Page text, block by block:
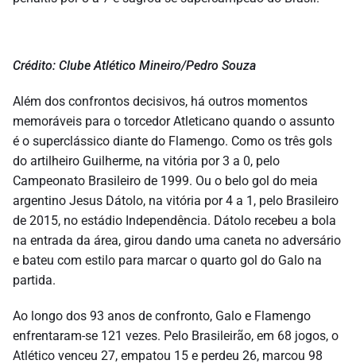
Crédito: Clube Atlético Mineiro/Pedro Souza
Além dos confrontos decisivos, há outros momentos
memoráveis para o torcedor Atleticano quando o assunto
é o superclássico diante do Flamengo. Como os três gols
do artilheiro Guilherme, na vitória por 3 a 0, pelo
Campeonato Brasileiro de 1999. Ou o belo gol do meia
argentino Jesus Dátolo, na vitória por 4 a 1, pelo Brasileiro
de 2015, no estádio Independência. Dátolo recebeu a bola
na entrada da área, girou dando uma caneta no adversário
e bateu com estilo para marcar o quarto gol do Galo na
partida.
Ao longo dos 93 anos de confronto, Galo e Flamengo
enfrentaram-se 121 vezes. Pelo Brasileirão, em 68 jogos, o
Atlético venceu 27, empatou 15 e perdeu 26, marcou 98